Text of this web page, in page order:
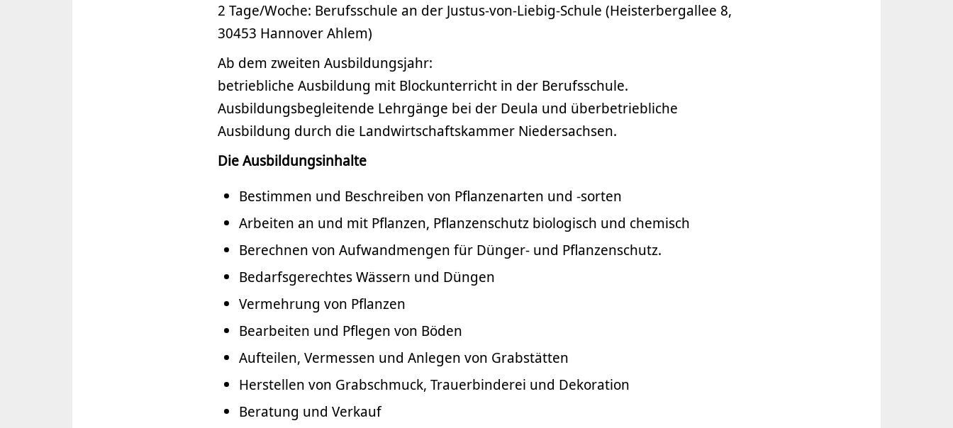
2 Tage/Woche: Berufsschule an der Justus-von-Liebig-Schule (Heisterbergallee 8,
30453 Hannover Ahlem)
Ab dem zweiten Ausbildungsjahr:
betriebliche Ausbildung mit Blockunterricht in der Berufsschule.
Ausbildungsbegleitende Lehrgänge bei der Deula und überbetriebliche
Ausbildung durch die Landwirtschaftskammer Niedersachsen.
Die Ausbildungsinhalte
Bestimmen und Beschreiben von Pflanzenarten und -sorten
Arbeiten an und mit Pflanzen, Pflanzenschutz biologisch und chemisch
Berechnen von Aufwandmengen für Dünger- und Pflanzenschutz.
Bedarfsgerechtes Wässern und Düngen
Vermehrung von Pflanzen
Bearbeiten und Pflegen von Böden
Aufteilen, Vermessen und Anlegen von Grabstätten
Herstellen von Grabschmuck, Trauerbinderei und Dekoration
Beratung und Verkauf